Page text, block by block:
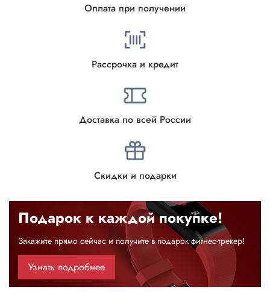
Оплата при получении
Рассрочка и кредит
Доставка по всей России
Скидки и подарки
Подарок к каждой покупке!
Закажите прямо сейчас и получите в подарок фитнес-трекер!
Узнать подробнее